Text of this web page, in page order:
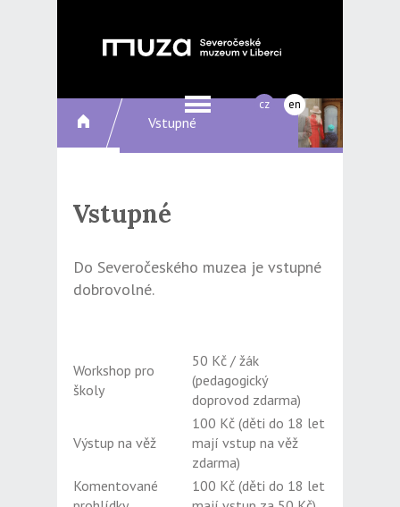
cz en
Vstupné
Vstupné
Do Severočeského muzea je vstupné
dobrovolné.
Workshop pro
školy
50 Kč / žák
(pedagogický
doprovod zdarma)
Výstup na věž
100 Kč (děti do 18 let
mají vstup na věž
zdarma)
Komentované
100 Kč (děti do 18 let